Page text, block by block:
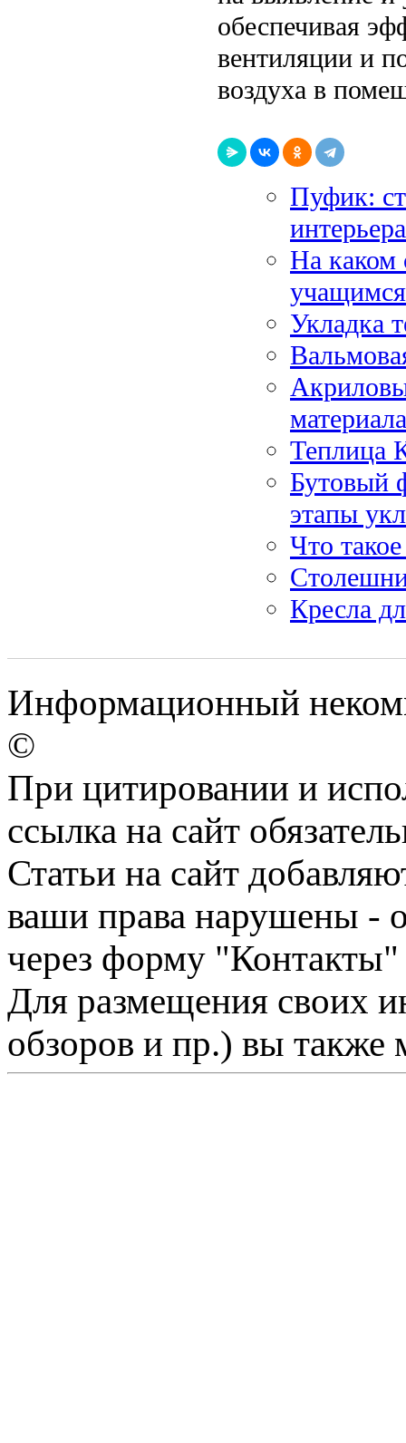
обеспечивая
вентиляции и
воздуха в
Пуфик:
интерьера
На каком
Укладка
Теплица
Бутовый
этапы
Что
Кресла
Информационный
©
При цитировании и
ссылка на сайт
Статьи на сайт
ваши права нарушены -
через форму "Контакты"
Для размещения своих
обзоров и пр.) вы также